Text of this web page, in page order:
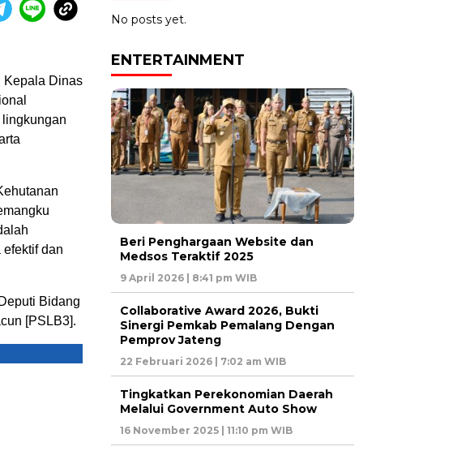
Kepala Dinas
dan
Bidang
[PSLB3].
No posts yet.
ENTERTAINMENT
Beri Penghargaan Website dan
Medsos Teraktif 2025
9 April 2026 | 8:41 pm WIB
Collaborative Award 2026, Bukti
Sinergi Pemkab Pemalang Dengan
Pemprov Jateng
22 Februari 2026 | 7:02 am WIB
Tingkatkan Perekonomian Daerah
Melalui Government Auto Show
16 November 2025 | 11:10 pm WIB